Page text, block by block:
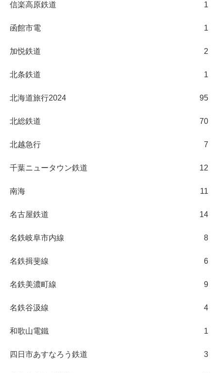
信楽高原鉄道 1
函館市電 1
加悦鉄道 2
北条鉄道 1
北海道旅行2024 95
北総鉄道 70
北越急行 7
千葉ニュータウン鉄道 12
南海 11
名古屋鉄道 14
名鉄岐阜市内線 8
名鉄揖斐線 6
名鉄美濃町線 9
名鉄谷汲線 4
和歌山電鐵 1
四日市あすなろう鉄道 3